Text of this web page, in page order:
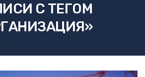
С ТЕГОМ